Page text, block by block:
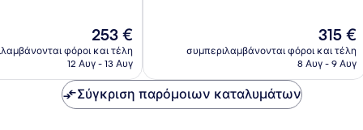
Η
τιμή
είναι
253 €
φόροι και τέλη
12 Αυγ - 13 Αυγ
σχόλια
Η
τιμή
είναι
315 €
συμπεριλαμβάνονται φόροι και τέλη
8 Αυγ - 9 Αυγ
Σύγκριση παρόμοιων καταλυμάτων